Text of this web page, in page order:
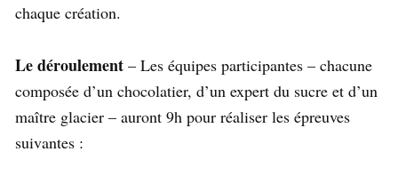
chaque création.
Le déroulement – Les équipes participantes – chacune
composée d’un chocolatier, d’un expert du sucre et d’un
maître glacier – auront 9h pour réaliser les épreuves
suivantes :